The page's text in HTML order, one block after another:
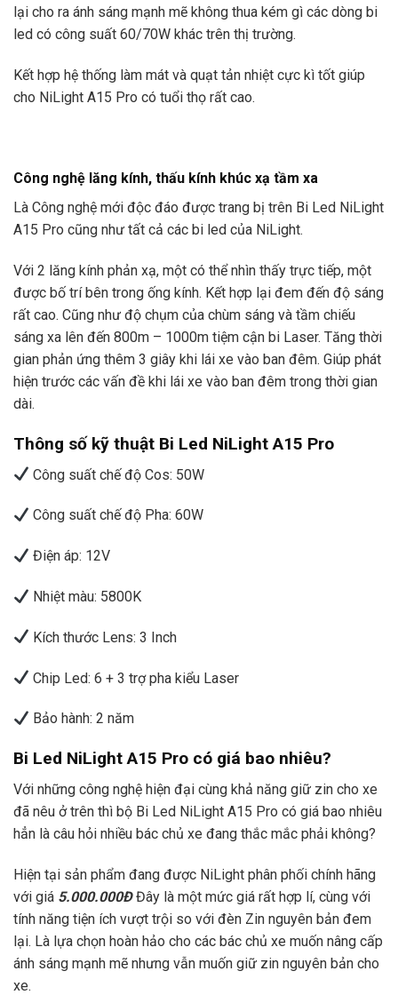
lại cho ra ánh sáng mạnh mẽ không thua kém gì các dòng bi
led có công suất 60/70W khác trên thị trường.
Kết hợp hệ thống làm mát và quạt tản nhiệt cực kì tốt giúp
cho NiLight A15 Pro có tuổi thọ rất cao.
Công nghệ lăng kính, thấu kính khúc xạ tầm xa
Là Công nghệ mới độc đáo được trang bị trên Bi Led NiLight
A15 Pro cũng như tất cả các bi led của NiLight.
Với 2 lăng kính phản xạ, một có thể nhìn thấy trực tiếp, một
được bố trí bên trong ống kính. Kết hợp lại đem đến độ sáng
rất cao. Cũng như độ chụm của chùm sáng và tầm chiếu
sáng xa lên đến 800m – 1000m tiệm cận bi Laser. Tăng thời
gian phản ứng thêm 3 giây khi lái xe vào ban đêm. Giúp phát
hiện trước các vấn đề khi lái xe vào ban đêm trong thời gian
dài.
Thông số kỹ thuật Bi Led NiLight A15 Pro
Công suất chế độ Cos: 50W
Công suất chế độ Pha: 60W
Điện áp: 12V
Nhiệt màu: 5800K
Kích thước Lens: 3 Inch
Chip Led: 6 + 3 trợ pha kiểu Laser
Bảo hành: 2 năm
Bi Led NiLight A15 Pro có giá bao nhiêu?
Với những công nghệ hiện đại cùng khả năng giữ zin cho xe
đã nêu ở trên thì bộ Bi Led NiLight A15 Pro có giá bao nhiêu
hẳn là câu hỏi nhiều bác chủ xe đang thắc mắc phải không?
Hiện tại sản phẩm đang được NiLight phân phối chính hãng
với giá 5.000.000ĐĐây là một mức giá rất hợp lí, cùng với
tính năng tiện ích vượt trội so với đèn Zin nguyên bản đem
lại. Là lựa chọn hoàn hảo cho các bác chủ xe muốn nâng cấp
ánh sáng mạnh mẽ nhưng vẫn muốn giữ zin nguyên bản cho
xe.